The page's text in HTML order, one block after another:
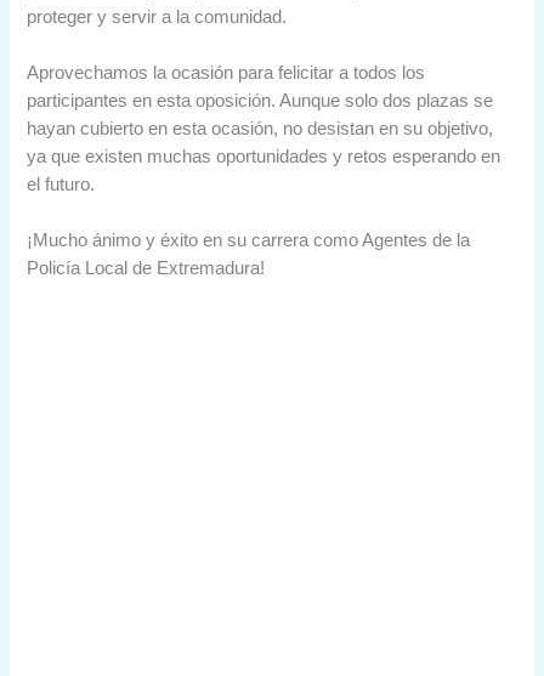
proteger y servir a la comunidad.
Aprovechamos la ocasión para felicitar a todos los
participantes en esta oposición. Aunque solo dos plazas se
hayan cubierto en esta ocasión, no desistan en su objetivo,
ya que existen muchas oportunidades y retos esperando en
el futuro.
¡Mucho ánimo y éxito en su carrera como Agentes de la
Policía Local de Extremadura!